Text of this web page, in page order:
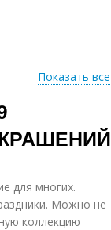
Показать все
для многих.
Можно не
коллекцию